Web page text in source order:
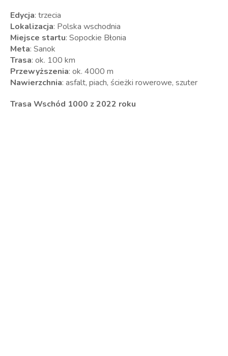
Edycja: trzecia
Lokalizacja: Polska wschodnia
Miejsce startu: Sopockie Błonia
Meta: Sanok
Trasa: ok. 100 km
Przewyższenia: ok. 4000 m
Nawierzchnia: asfalt, piach, ścieżki rowerowe, szuter
Trasa Wschód 1000 z 2022 roku